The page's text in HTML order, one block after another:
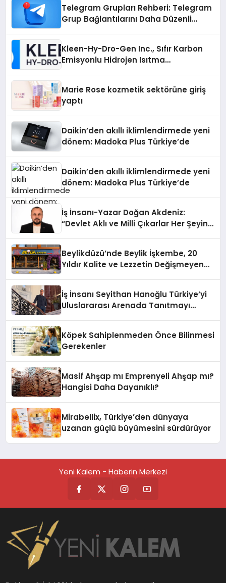
Telegram Grupları Rehberi: Telegram
Grup Bağlantılarını Daha Düzenli
Kleen-Hy-Dro-Gen Inc., Sıfır Karbon
Emisyonlu Hidrojen Isıtma
Marie Rose kozmetik sektörüne giriş
yaptı
Daikin’den akıllı iklimlendirmede yeni
dönem: Madoka Plus Türkiye’de
Daikin’den akıllı iklimlendirmede yeni
dönem: Madoka Plus Türkiye’de
İş İnsanı-Yazar Doğan Akdeniz:
“Devlet Aklı ve Milli Çıkarlar Her Şeyin
Beylikdüzü’nde Beylik İşkembe, 20
Yıldır Kalite ve Lezzetin Değişmeyen
İş İnsanı Seyithan Hanoğlu Türkiye’yi
Uluslararası Arenada Tanıtmayı
Köpek Sahiplenmeden Önce Bilinmesi
Gerekenler
Masif Ahşap mı Emprenyeli Ahşap mı?
Hangisi Daha Dayanıklı?
Mirabellix, Türkiye’den dünyaya
uzanan güçlü büyümesini sürdürüyor
Yeni Kalem - Haberin Merkezi